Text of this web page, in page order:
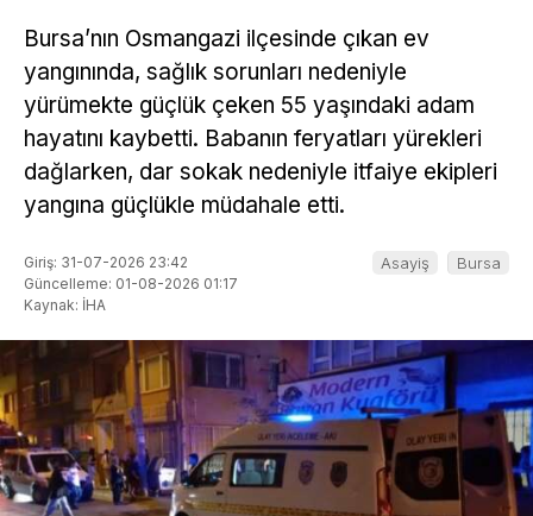
Bursa’nın Osmangazi ilçesinde çıkan ev
yangınında, sağlık sorunları nedeniyle
yürümekte güçlük çeken 55 yaşındaki adam
hayatını kaybetti. Babanın feryatları yürekleri
dağlarken, dar sokak nedeniyle itfaiye ekipleri
yangına güçlükle müdahale etti.
Giriş: 31-07-2026 23:42
Güncelleme: 01-08-2026 01:17
Kaynak: İHA
Asayiş Bursa